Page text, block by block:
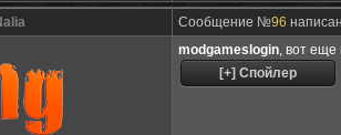
Сообщение №96
modgameslogin, вот еще